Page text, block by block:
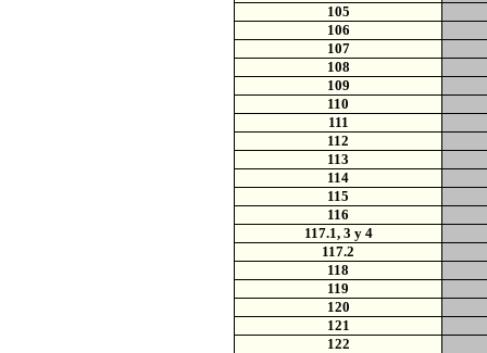
105
106
107
108
109
110
111
112
113
114
115
116
117.1, 3 y 4
117.2
118
119
120
121
122